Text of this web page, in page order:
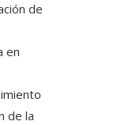
de
en
de la